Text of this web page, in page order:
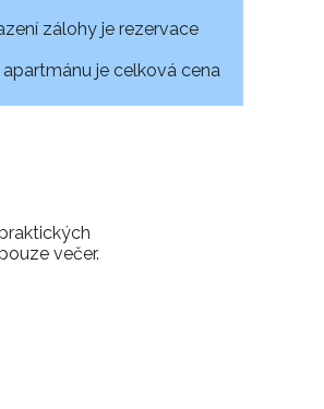
zálohy je rezervace
je celková cena
večer.